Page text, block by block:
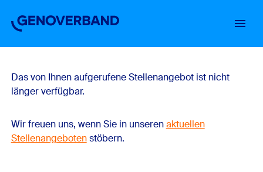
Einstiegslevel
Stellenbörse
Das von Ihnen aufgerufene Stellenangebot ist nicht
länger verfügbar.
Wir freuen uns, wenn Sie in unserenaktuellen
Stellenangebotenstöbern.